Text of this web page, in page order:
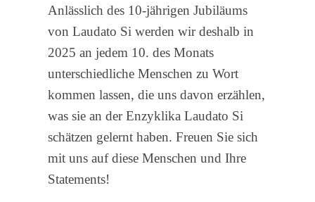
Anlässlich des 10-jährigen Jubiläums
von Laudato Si werden wir deshalb in
2025 an jedem 10. des Monats
unterschiedliche Menschen zu Wort
kommen lassen, die uns davon erzählen,
was sie an der Enzyklika Laudato Si
schätzen gelernt haben. Freuen Sie sich
mit uns auf diese Menschen und Ihre
Statements!